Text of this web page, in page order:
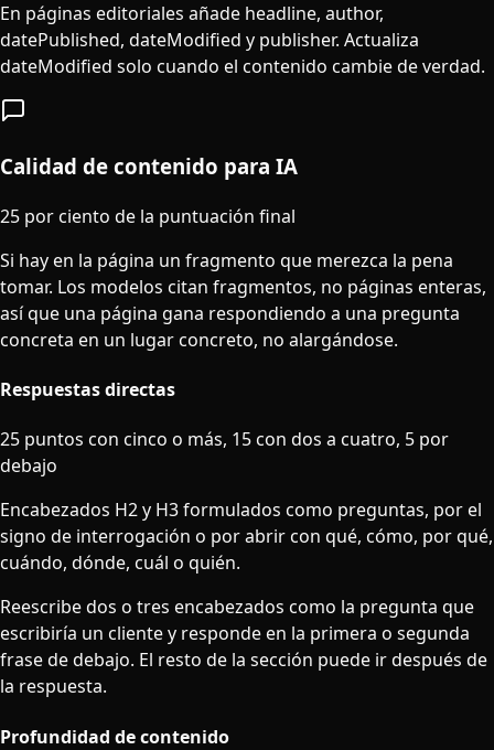
En páginas editoriales añade headline, author,
datePublished, dateModified y publisher. Actualiza
dateModified solo cuando el contenido cambie de verdad.
Calidad de contenido para IA
25 por ciento de la puntuación final
Si hay en la página un fragmento que merezca la pena
tomar. Los modelos citan fragmentos, no páginas enteras,
así que una página gana respondiendo a una pregunta
concreta en un lugar concreto, no alargándose.
Respuestas directas
25 puntos con cinco o más, 15 con dos a cuatro, 5 por
debajo
Encabezados H2 y H3 formulados como preguntas, por el
signo de interrogación o por abrir con qué, cómo, por qué,
cuándo, dónde, cuál o quién.
Reescribe dos o tres encabezados como la pregunta que
escribiría un cliente y responde en la primera o segunda
frase de debajo. El resto de la sección puede ir después de
la respuesta.
Profundidad de contenido